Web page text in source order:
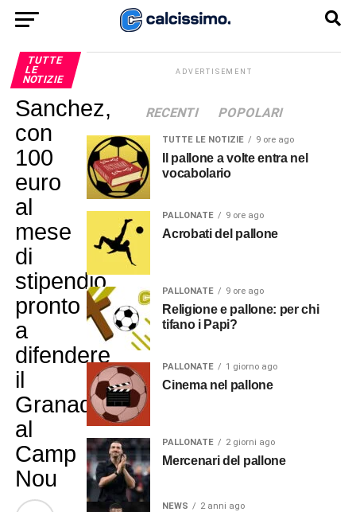
TUTTE
LE
NOTIZIE
Sanchez,
con
100
euro
al
mese
di
stipendio
pronto
a
difendere
il
Granada
al
Camp
Nou
ADVERTISEMENT
RECENTI POPOLARI
TUTTE LE NOTIZIE 9 ore ago
Il pallone a volte entra nel
vocabolario
PALLONATE 9 ore ago
Acrobati del pallone
PALLONATE 9 ore ago
Religione e pallone: per chi
tifano i Papi?
PALLONATE 1 giorno ago
Cinema nel pallone
PALLONATE 2 giorni ago
Mercenari del pallone
NEWS 2 anni ago